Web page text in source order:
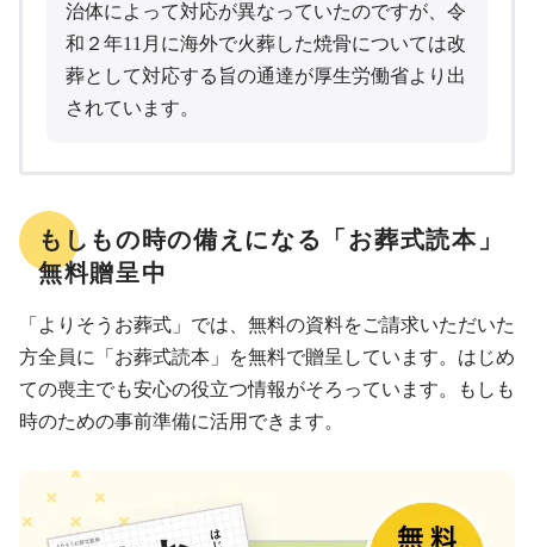
治体によって対応が異なっていたのですが、令
和２年11月に海外で火葬した焼骨については改
葬として対応する旨の通達が厚生労働省より出
されています。
もしもの時の備えになる「お葬式読本」
無料贈呈中
「よりそうお葬式」では、無料の資料をご請求いただいた
方全員に「お葬式読本」を無料で贈呈しています。はじめ
ての喪主でも安心の役立つ情報がそろっています。もしも
時のための事前準備に活用できます。